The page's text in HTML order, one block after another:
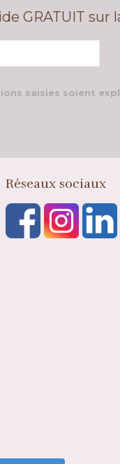
GRATUIT sur
saisies soient
Réseaux sociaux